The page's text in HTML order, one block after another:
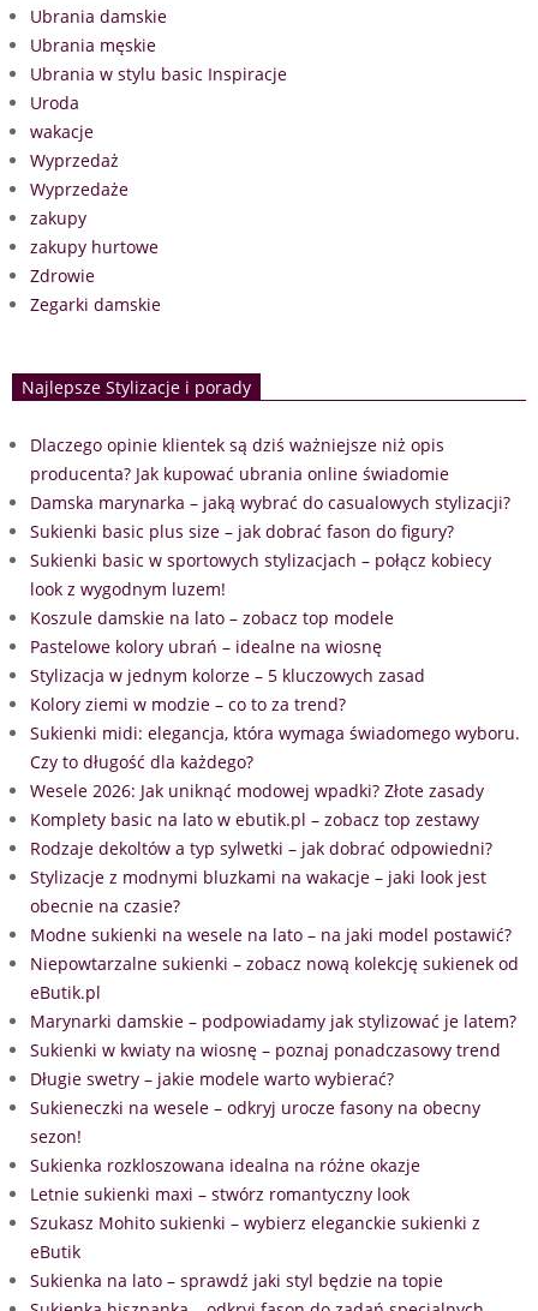
Ubrania damskie
Ubrania męskie
Ubrania w stylu basic Inspiracje
Uroda
wakacje
Wyprzedaż
Wyprzedaże
zakupy
zakupy hurtowe
Zdrowie
Zegarki damskie
Najlepsze Stylizacje i porady
Dlaczego opinie klientek są dziś ważniejsze niż opis
producenta? Jak kupować ubrania online świadomie
Damska marynarka – jaką wybrać do casualowych stylizacji?
Sukienki basic plus size – jak dobrać fason do figury?
Sukienki basic w sportowych stylizacjach – połącz kobiecy
look z wygodnym luzem!
Koszule damskie na lato – zobacz top modele
Pastelowe kolory ubrań – idealne na wiosnę
Stylizacja w jednym kolorze – 5 kluczowych zasad
Kolory ziemi w modzie – co to za trend?
Sukienki midi: elegancja, która wymaga świadomego wyboru.
Czy to długość dla każdego?
Wesele 2026: Jak uniknąć modowej wpadki? Złote zasady
Komplety basic na lato w ebutik.pl – zobacz top zestawy
Rodzaje dekoltów a typ sylwetki – jak dobrać odpowiedni?
Stylizacje z modnymi bluzkami na wakacje – jaki look jest
obecnie na czasie?
Modne sukienki na wesele na lato – na jaki model postawić?
Niepowtarzalne sukienki – zobacz nową kolekcję sukienek od
eButik.pl
Marynarki damskie – podpowiadamy jak stylizować je latem?
Sukienki w kwiaty na wiosnę – poznaj ponadczasowy trend
Długie swetry – jakie modele warto wybierać?
Sukieneczki na wesele – odkryj urocze fasony na obecny
sezon!
Sukienka rozkloszowana idealna na różne okazje
Letnie sukienki maxi – stwórz romantyczny look
Szukasz Mohito sukienki – wybierz eleganckie sukienki z
eButik
Sukienka na lato – sprawdź jaki styl będzie na topie